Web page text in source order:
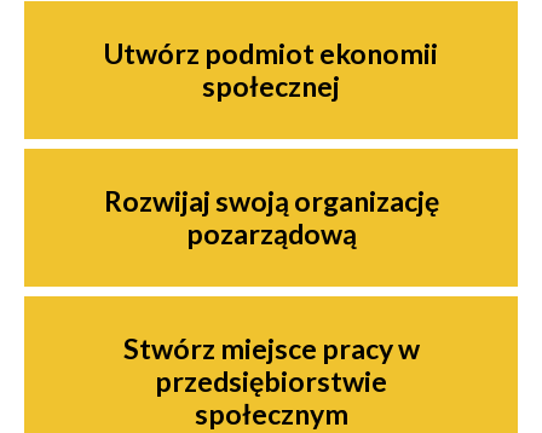
Utwórz podmiot ekonomii
społecznej
Rozwijaj swoją organizację
pozarządową
Stwórz miejsce pracy w
przedsiębiorstwie
społecznym